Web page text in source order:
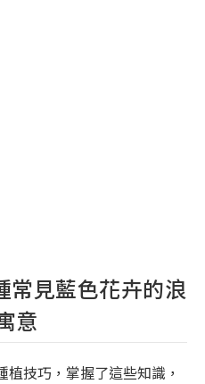
常見藍色花卉的浪
意
植技巧，掌握了這些知識，